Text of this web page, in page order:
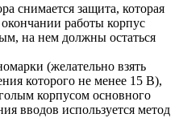
снимается защита, которая
работы корпус
на нем должны остаться
(желательно взять
которого не менее 15 В),
корпусом основного
вводов используется метод